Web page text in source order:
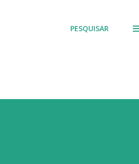
PESQUISAR